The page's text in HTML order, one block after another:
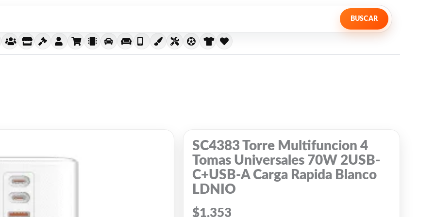
BUSCAR
SC4383 Torre Multifuncion 4
Tomas Universales 70W 2USB-
C+USB-A Carga Rapida Blanco
LDNIO
$1,353